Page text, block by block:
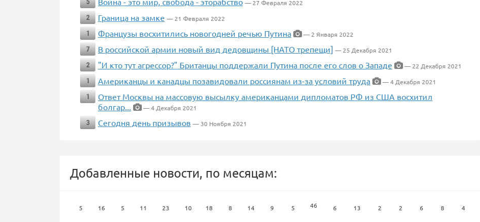
— 27 Февраля 2022
2
Граница на замке — 21 Февраля 2022
1
Французы восхитились новогодней речью Путина
— 2 Января 2022
7
В российской армии новый вид дедовщины [НАТО трепещи] — 25 Декабря 2021
2
"И кто тут агрессор?" Британцы поддержали Путина после его слов о Западе
— 22 Декабря 2021
1
Американцы и канадцы позавидовали россиянам из-за условий труда
— 4 Декабря 2021
1
Ответ Москвы на массовую высылку американцами дипломатов РФ из США восхитил
болгар...
— 4 Декабря 2021
3
Сегодня день призывов — 30 Ноября 2021
Добавленные новости, по месяцам:
5 16 5 11 23 10 18 8 14 9 5 46 6 13 2 2 6 8 4